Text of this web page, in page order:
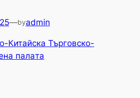
—byadmin
Китайска Търговско-
палaта